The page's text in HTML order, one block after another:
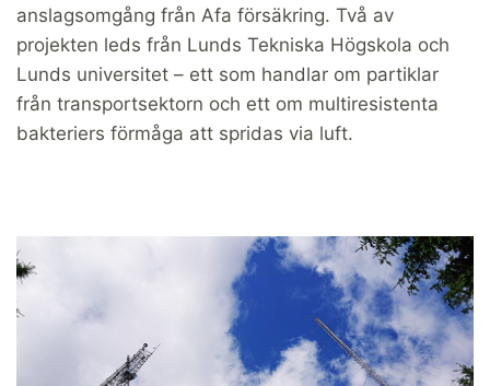
anslagsomgång från Afa försäkring. Två av
projekten leds från Lunds Tekniska Högskola och
Lunds universitet – ett som handlar om partiklar
från transportsektorn och ett om multiresistenta
bakteriers förmåga att spridas via luft.